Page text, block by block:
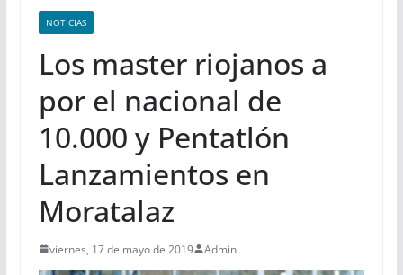
NOTICIAS
Los master riojanos a
por el nacional de
10.000 y Pentatlón
Lanzamientos en
Moratalaz
viernes, 17 de mayo de 2019 Admin